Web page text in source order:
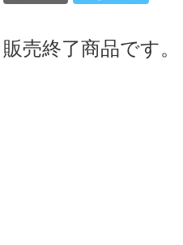
販売終了商品です。